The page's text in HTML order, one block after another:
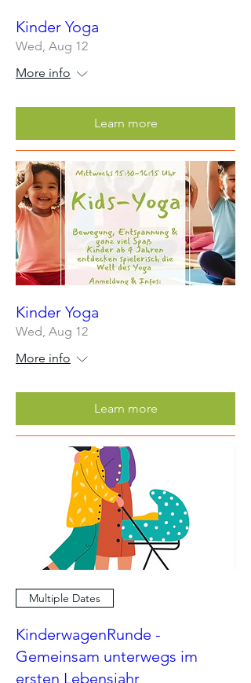
Kinder Yoga
Wed, Aug 12
More info
Learn more
Kinder Yoga
Wed, Aug 12
More info
Learn more
Multiple Dates
KinderwagenRunde -
Gemeinsam unterwegs im
ersten Lebensjahr